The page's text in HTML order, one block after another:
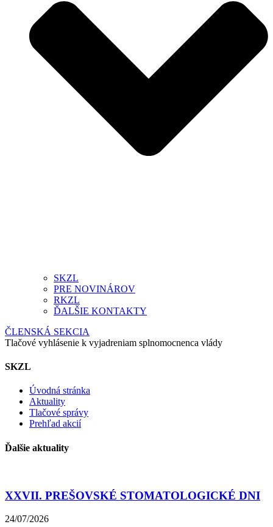
SKZL
PRE NOVINÁROV
RKZL
ĎALŠIE KONTAKTY
ČLENSKÁ SEKCIA
Tlačové vyhlásenie k vyjadreniam splnomocnenca vlády
SKZL
Úvodná stránka
Aktuality
Tlačové správy
Prehľad akcií
Ďalšie aktuality
XXVII. PREŠOVSKÉ STOMATOLOGICKÉ DNI
24/07/2026